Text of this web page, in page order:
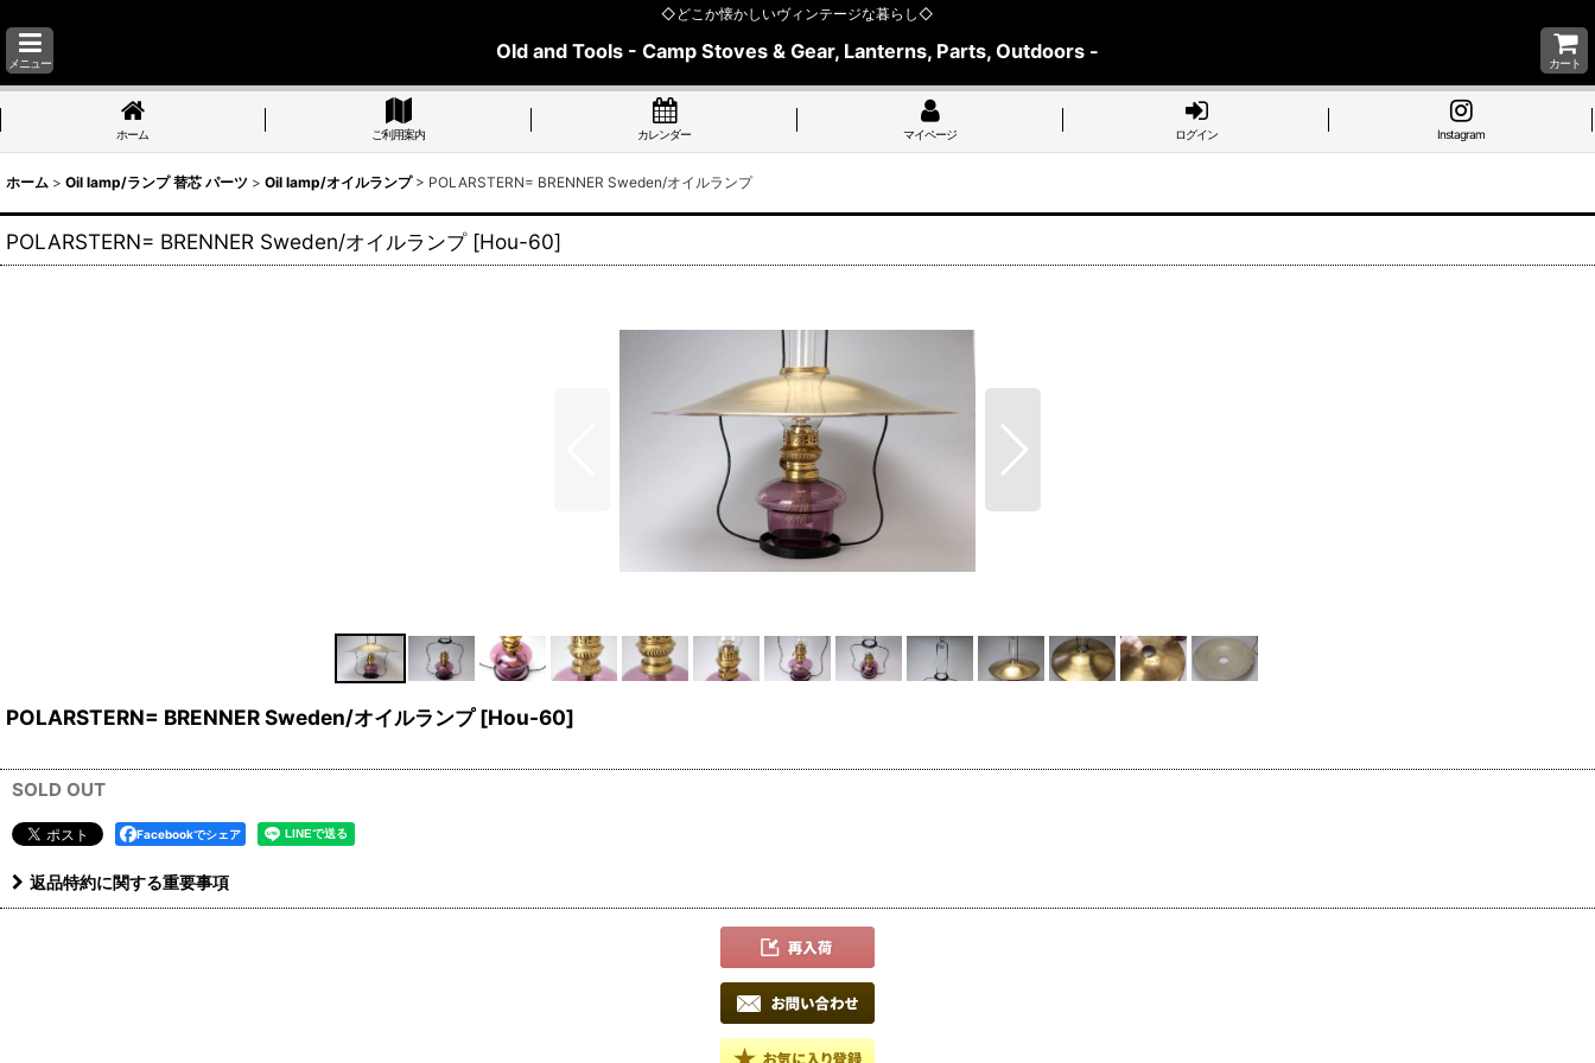
◇どこか懐かしいヴィンテージな暮らし◇
メニュー
Old and Tools - Camp Stoves & Gear, Lanterns, Parts, Outdoors -
カート
ホーム ご利用案内 カレンダー マイページ ログイン Instagram
ホーム > Oil lamp/ランプ 替芯 パーツ > Oil lamp/オイルランプ > POLARSTERN= BRENNER Sweden/オイルランプ
POLARSTERN= BRENNER Sweden/オイルランプ [Hou-60]
POLARSTERN= BRENNER Sweden/オイルランプ [Hou-60]
SOLD OUT
Facebookでシェア
返品特約に関する重要事項